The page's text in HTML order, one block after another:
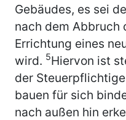
Gebäudes, es sei
nach dem Abbruch
Errichtung eines
wird. 5Hiervon ist
der
bauen für sich
nach außen hin